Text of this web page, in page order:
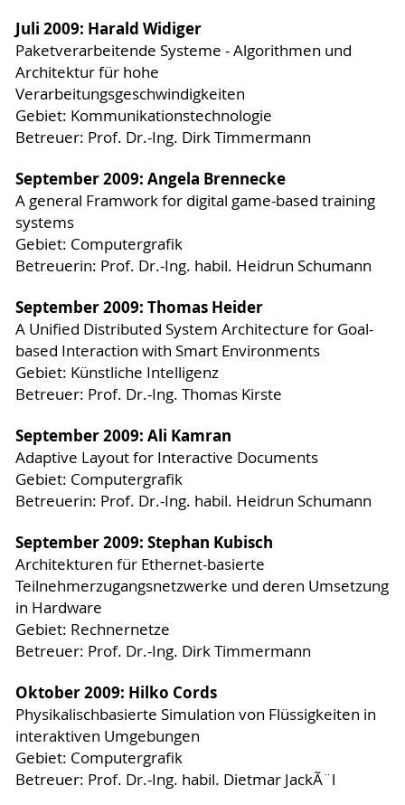
Juli 2009: Harald Widiger
Paketverarbeitende Systeme - Algorithmen und
Architektur für hohe
Verarbeitungsgeschwindigkeiten
Gebiet: Kommunikationstechnologie
Betreuer: Prof. Dr.-Ing. Dirk Timmermann
September 2009: Angela Brennecke
A general Framwork for digital game-based training
systems
Gebiet: Computergrafik
Betreuerin: Prof. Dr.-Ing. habil. Heidrun Schumann
September 2009: Thomas Heider
A Unified Distributed System Architecture for Goal-
based Interaction with Smart Environments
Gebiet: Künstliche Intelligenz
Betreuer: Prof. Dr.-Ing. Thomas Kirste
September 2009: Ali Kamran
Adaptive Layout for Interactive Documents
Gebiet: Computergrafik
Betreuerin: Prof. Dr.-Ing. habil. Heidrun Schumann
September 2009: Stephan Kubisch
Architekturen für Ethernet-basierte
Teilnehmerzugangsnetzwerke und deren Umsetzung
in Hardware
Gebiet: Rechnernetze
Betreuer: Prof. Dr.-Ing. Dirk Timmermann
Oktober 2009: Hilko Cords
Physikalischbasierte Simulation von Flüssigkeiten in
interaktiven Umgebungen
Gebiet: Computergrafik
Betreuer: Prof. Dr.-Ing. habil. Dietmar JackÃ¨l